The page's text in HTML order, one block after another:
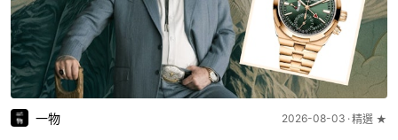
一物 2026-08-03 精選 ★